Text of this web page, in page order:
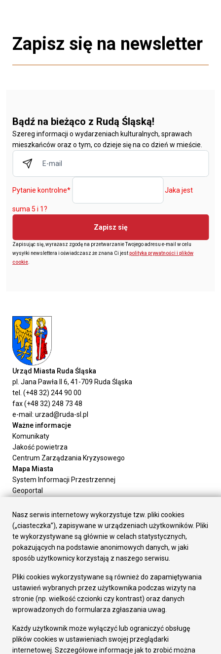
Zapisz się na newsletter
Bądź na bieżąco z Rudą Śląską!
Szereg informacji o wydarzeniach kulturalnych, sprawach
mieszkańców oraz o tym, co dzieje się na co dzień w mieście.
Pytanie kontrolne* Jaka jest
suma 5 i 1?
Zapisz się
Zapisując się, wyrażasz zgodę na przetwarzanie Twojego adresu e-mail w celu
wysyłki newslettera i oświadczasz że znana Ci jestpolityka prywatności i plików
cookie
Urząd Miasta Ruda Śląska
pl. Jana Pawła II 6, 41-709 Ruda Śląska
tel. (+48 32) 244 90 00
fax (+48 32) 248 73 48
e-mail: urzad@ruda-sl.pl
Ważne informacje
Komunikaty
Jakość powietrza
Centrum Zarządzania Kryzysowego
Mapa Miasta
System Informacji Przestrzennej
Geoportal
Załatw sprawę
Prezydent Miasta
Rada Miasta
Wydziały
Elektroniczna Skrzynka Podawcza
Gospodarka
Fundusze europejskie
Środki krajowe
Oferty inwestycyjne
Pozostałe
Deklaracja dostępności
Nasz serwis internetowy wykorzystuje tzw. pliki cookies
(„ciasteczka”), zapisywane w urządzeniach użytkowników. Pliki
te wykorzystywane są głównie w celach statystycznych,
pokazujących na podstawie anonimowych danych, w jaki
sposób użytkownicy korzystają z naszego serwisu.
Pliki cookies wykorzystywane są również do zapamiętywania
ustawień wybranych przez użytkownika podczas wizyty na
stronie (np. wielkość czcionki czy kontrast) oraz danych
wprowadzonych do formularza zgłaszania uwag.
Każdy użytkownik może wyłączyć lub ograniczyć obsługę
plików cookies w ustawieniach swojej przeglądarki
internetowej. Szczegółowe informacje jak to zrobić można